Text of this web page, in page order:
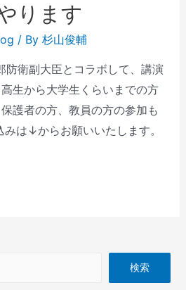
ります
/ By 杉山俊輔
衛副大臣とコラボして、講演
生から大学生くらいまでの方
護者の方、教員の方の参加も
は↓からお願いいたします。
検索